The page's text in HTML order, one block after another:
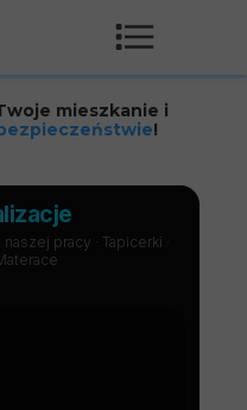
mieszkanie i
!